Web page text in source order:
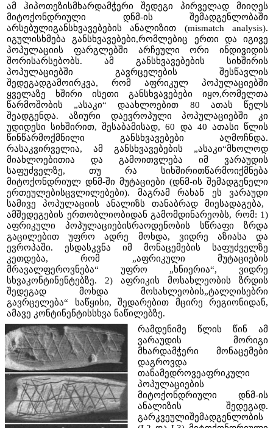
ამ ჰიპოთეზისმხარდამჭერი შედეგი პირველად მიიღეს
მიტოქონდრიული დნმ-ის შემადგენლობაში
არსებულიგანსხვავებების ანალიზით (mismatch analysis).
იგულისხმება განსხვავებები,რომლებიც ერთი და იგივე
პოპულაციის ფარგლებში არჩეული ორი ინდივიდის
შორისარსებობს. ამ განსხვავებების სიხშირის
პოპულაციებში გავრცელების შესწავლის
შედეგადგამოირკვა, რომ აფრიკულ პოპულაციებში
ყველაზე ხშირი ისეთი განსხვავებები იყო,რომელთა
წარმოშობის „ასაკი“ დაახლოებით 80 ათას წელს
შეადგენდა. აზიური დაევროპული პოპულაციებში კი
უდიდესი სიხშირით, შესაბამისად, 60 და 40 ათასი წლის
წინწარმოქმნილი განსხვავებები აღმოჩნდა.
რასაკვირველია, ამ განსხვავებების „ასაკი“მხოლოდ
მიახლოებითია და გამოითვლება იმ ვარაუდის
საფუძველზე, თუ რა სიხშირითწარმოიქმნება
მიტოქონდრიულ დნმ-ში მუტაციები (დნმ-ის შემადგენელი
ერთეულებისცვლილებები). მაგრამ რახან ეს ვარაუდი
სამივე პოპულაციის ანალიზს თანაბრად მიესადაგება,
ამშედეგების ერთობლიობიდან გამომდინარეობს, რომ: 1)
აფრიკული პოპულაციებისრაოდენობის სწრაფი ზრდა
გაცილებით უფრო ადრე მოხდა, ვიდრე აზიასა და
ევროპაში. ესდასკვნა იმ მონაცემების საფუძველზე
კეთდება, რომ „აფრიკული მუტაციების
მრავალფეროვნება“ უფრო „ხნიერია“, ვიდრე
სხვაკონტინენტებზე. 2) აფრიკის მოსახლეობის ზრდის
შედეგად მოხდა მოსახლეობის„ტალღისებრი
გავრცელება“ საწყისი, შედარებით მცირე რეგიონიდან,
ამავე კონტინენტისსხვა ნაწილებზე.
რამდენიმე წლის წინ ამ
ვარაუდის მორიგი
მხარდამჭერი მონაცემები
დაგროვდა
თანამედროვეაფრიკული
პოპულაციების
მიტოქონდრიული დნმ-ის
ანალიზის შედეგად.
გარკვეულიშემადგენლობის